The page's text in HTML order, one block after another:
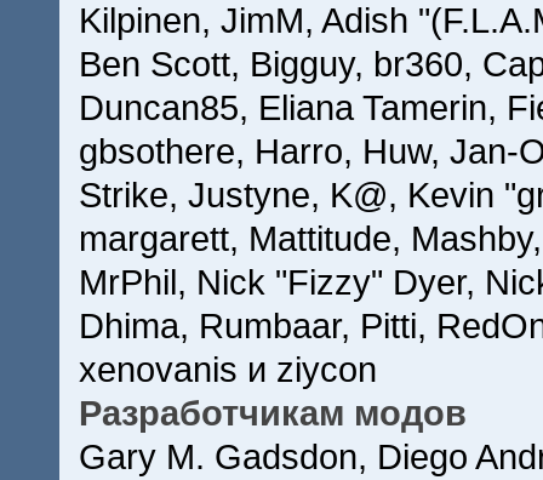
Kilpinen, JimM, Adish
Ben Scott, Bigguy, br360,
Duncan85, Eliana Tamerin,
gbsothere, Harro, Huw, Jan-
Strike, Justyne, K@, Kevin
margarett, Mattitude,
MrPhil, Nick "Fizzy" Dyer,
Dhima, Rumbaar, Pitti,
xenovanis и ziycon
Разработчикам модов
Gary M. Gadsdon, Diego